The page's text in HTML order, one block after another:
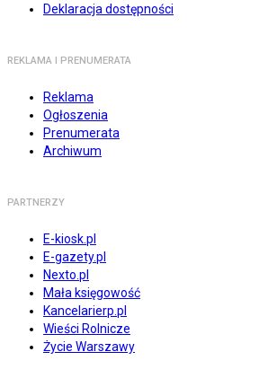
Deklaracja dostępności
REKLAMA I PRENUMERATA
Reklama
Ogłoszenia
Prenumerata
Archiwum
PARTNERZY
E-kiosk.pl
E-gazety.pl
Nexto.pl
Mała księgowość
Kancelarierp.pl
Wieści Rolnicze
Życie Warszawy